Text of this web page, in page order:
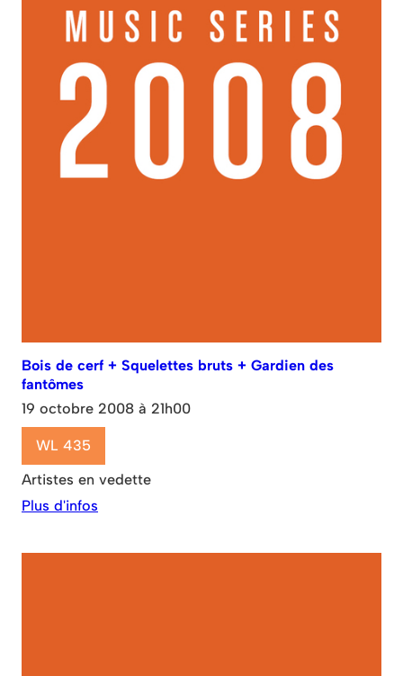
Bois de cerf + Squelettes bruts + Gardien des
fantômes
19 octobre 2008 à 21h00
WL 435
Artistes en vedette
Plus d'infos